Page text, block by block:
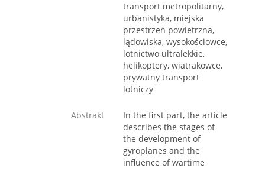
transport metropolitarny,
urbanistyka, miejska
przestrzeń powietrzna,
lądowiska, wysokościowce,
lotnictwo ultralekkie,
helikoptery, wiatrakowce,
prywatny transport
lotniczy
Abstrakt
In the first part, the article
describes the stages of
the development of
gyroplanes and the
influence of wartime